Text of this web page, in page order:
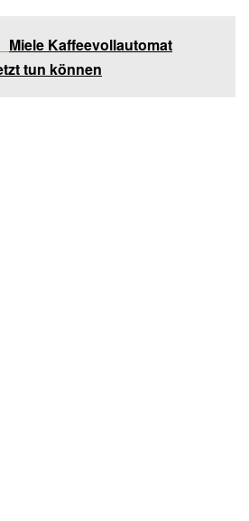
Miele Kaffeevollautomat
tun können